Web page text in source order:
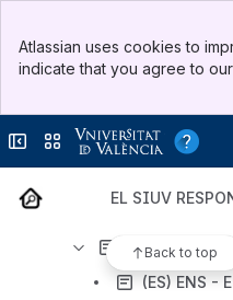
Top Bar
Sidebar
Atlassian uses cookies to
indicate that you agree to
Collapse sidebar
Switch sites or apps
EL SIUV
Back to top